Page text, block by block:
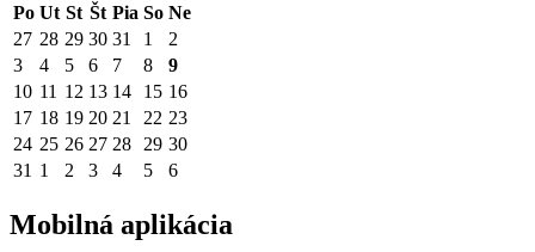
Po Ut St Št Pia So Ne
27 28 29 30 31 1
2
3
4 5 6 7 8
9
10 11 12 13 14 15 16
17 18 19 20 21 22 23
24 25 26 27 28 29 30
31 1 2 3 4 5 6
Mobilná aplikácia